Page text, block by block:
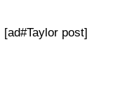
[ad#Taylor post]